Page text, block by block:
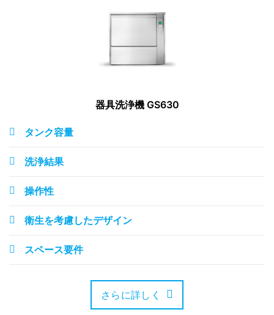
器具洗浄機 GS630
タンク容量
洗浄結果
操作性
衛生を考慮したデザイン
スペース要件
さらに詳しく